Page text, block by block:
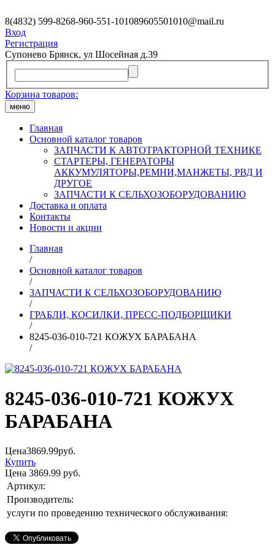
8(4832) 599-8268-960-551-101089605501010@mail.ru
Вход
Регистрация
Супонево Брянск, ул Шосейная д.39
Корзина товаров:
меню
Главная
Основной каталог товаров
ЗАПЧАСТИ К АВТОТРАКТОРНОЙ ТЕХНИКЕ
СТАРТЕРЫ, ГЕНЕРАТОРЫ
АККУМУЛЯТОРЫ,РЕМНИ,МАНЖЕТЫ, РВД И
ДРУГОЕ
ЗАПЧАСТИ К СЕЛЬХОЗОБОРУДОВАНИЮ
Доставка и оплата
Контакты
Новости и акции
Главная
/
Основной каталог товаров
/
ЗАПЧАСТИ К СЕЛЬХОЗОБОРУДОВАНИЮ
/
ГРАБЛИ, КОСИЛКИ, ПРЕСС-ПОДБОРЩИКИ
/
8245-036-010-721 КОЖУХ БАРАБАНА
/
8245-036-010-721 КОЖУХ
БАРАБАНА
Цена3869.99руб.
Купить
Цена 3869.99 руб.
Артикул:
Производитель:
услуги по проведению технического обслуживания: